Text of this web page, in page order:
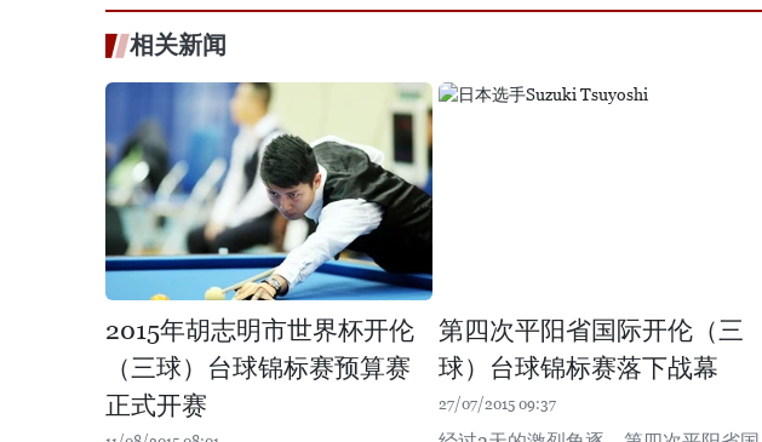
相关新闻
2015年胡志明市世界杯开伦
（三球）台球锦标赛预算赛
正式开赛
第四次平阳省国际开伦（三
球）台球锦标赛落下战幕
27/07/2015 09:37